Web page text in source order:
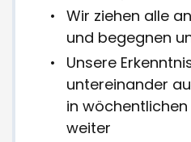
Wir ziehen alle
und begegnen
Unsere
untereinander
in
weiter